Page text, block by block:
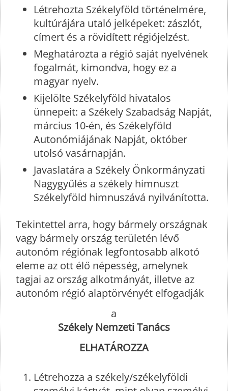
Létrehozta Székelyföld történelmére,
kultúrájára utaló jelképeket: zászlót,
címert és a rövidített régiójelzést.
Meghatározta a régió saját nyelvének
fogalmát, kimondva, hogy ez a
magyar nyelv.
Kijelölte Székelyföld hivatalos
ünnepeit: a Székely Szabadság Napját,
március 10-én, és Székelyföld
Autonómiájának Napját, október
utolsó vasárnapján.
Javaslatára a Székely Önkormányzati
Nagygyűlés a székely himnuszt
Székelyföld himnuszává nyilvánította.
Tekintettel arra, hogy bármely országnak
vagy bármely ország területén lévő
autonóm régiónak legfontosabb alkotó
eleme az ott élő népesség, amelynek
tagjai az ország alkotmányát, illetve az
autonóm régió alaptörvényét elfogadják
a
Székely Nemzeti Tanács
ELHATÁROZZA
Létrehozza a székely/székelyföldi